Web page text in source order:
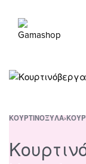
ΚΟΥΡΤΙΝΌΞΥΛΑ›